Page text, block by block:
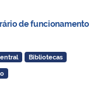
de funcionamento
Bibliotecas